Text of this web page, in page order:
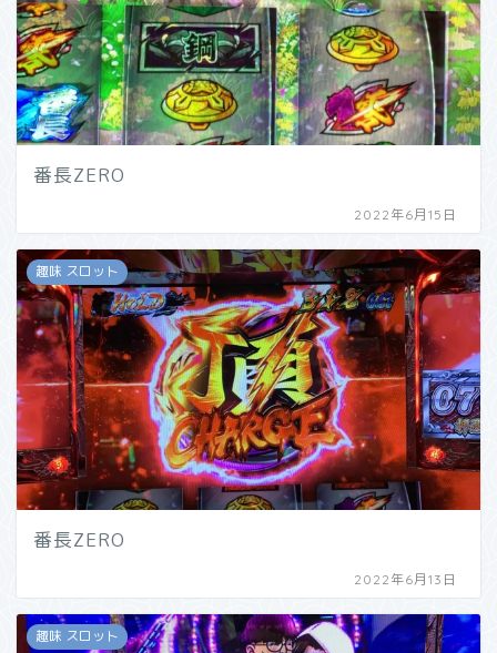
番長ZERO
2022年6月15日
趣味 スロット
番長ZERO
2022年6月13日
趣味 スロット